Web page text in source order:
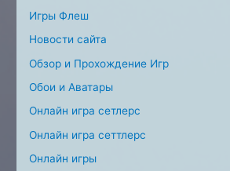
Игры Флеш
Новости сайта
Обзор и Прохождение Игр
Обои и Аватары
Онлайн игра сетлерс
Онлайн игра сеттлерс
Онлайн игры